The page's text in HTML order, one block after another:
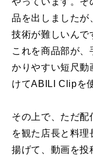
品を出しましたが
技術が難しいんで
これを商品部が
かりやすい短尺動
けてABILI Clipを
その上で、ただ
を観た店⻑と料
揚げて、動画を投